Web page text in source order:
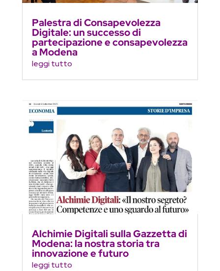
Palestra di Consapevolezza
Digitale: un successo di
partecipazione e consapevolezza
a Modena
leggi tutto
Alchimie Digitali sulla Gazzetta di
Modena: la nostra storia tra
innovazione e futuro
leggi tutto